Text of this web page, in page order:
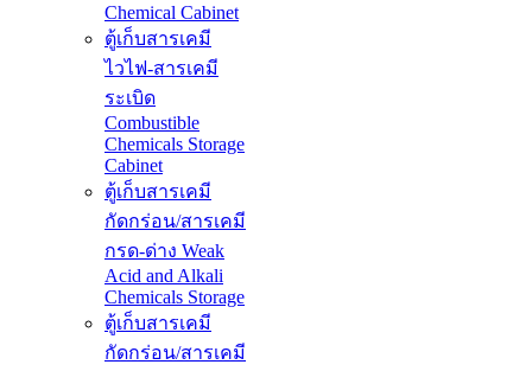
Chemical Cabinet
ตู้เก็บสารเคมี
ไวไฟ-สารเคมี
ระเบิด
Combustible
Chemicals Storage
Cabinet
ตู้เก็บสารเคมี
กัดกร่อน/สารเคมี
กรด-ด่าง Weak
Acid and Alkali
Chemicals Storage
ตู้เก็บสารเคมี
กัดกร่อน/สารเคมี